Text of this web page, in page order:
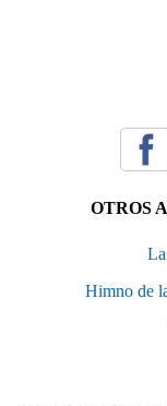
OTROS
Himno de